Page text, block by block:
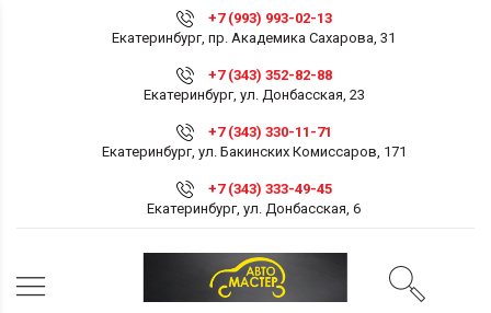
+7 (993) 993-02-13
Екатеринбург, пр. Академика Сахарова, 31
+7 (343) 352-82-88
Екатеринбург, ул. Донбасская, 23
+7 (343) 330-11-71
Екатеринбург, ул. Бакинских Комиссаров, 171
+7 (343) 333-49-45
Екатеринбург, ул. Донбасская, 6